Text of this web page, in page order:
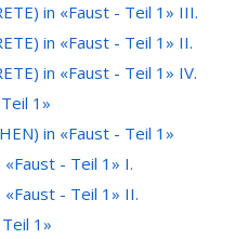
in «Faust - Teil 1» III.
in «Faust - Teil 1» II.
in «Faust - Teil 1» IV.
1»
in «Faust - Teil 1»
«Faust - Teil 1» I.
«Faust - Teil 1» II.
1»